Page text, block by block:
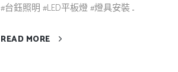
#台鈺照明 #LED平板燈 #燈具安裝 ...
READ MORE